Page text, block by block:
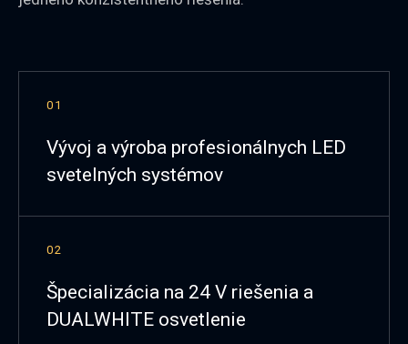
01
Vývoj a výroba profesionálnych LED
svetelných systémov
02
Špecializácia na 24 V riešenia a
DUALWHITE osvetlenie